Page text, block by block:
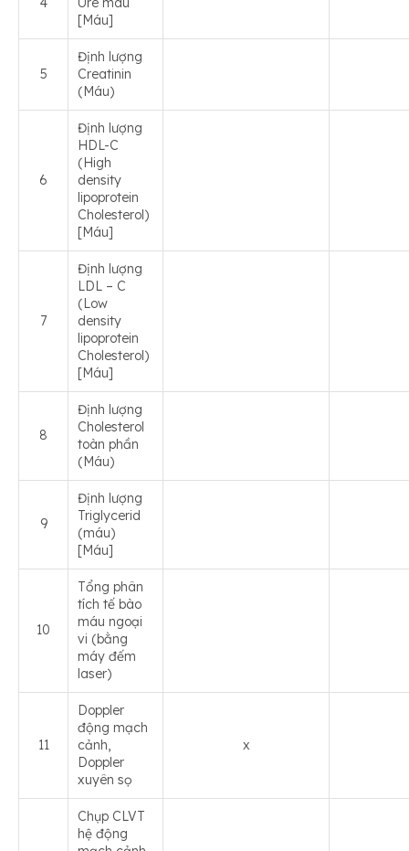
[Máu]
5
Định lượng
Creatinin
(Máu)
6
Định lượng
HDL-C
(High
density
lipoprotein
Cholesterol)
[Máu]
7
Định lượng
LDL – C
(Low
density
lipoprotein
Cholesterol)
[Máu]
8
Định lượng
Cholesterol
toàn phần
(Máu)
9
Định lượng
Triglycerid
(máu)
[Máu]
10
Tổng phân
tích tế bào
máu ngoại
vi (bằng
máy đếm
laser)
11
Doppler
động mạch
cảnh,
Doppler
xuyên sọ
x
Chụp CLVT
hệ động